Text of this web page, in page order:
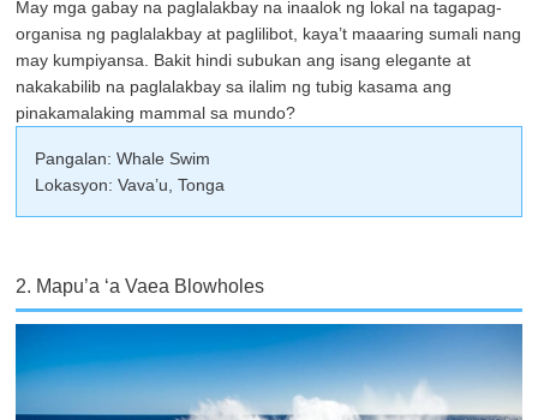
May mga gabay na paglalakbay na inaalok ng lokal na tagapag-
organisa ng paglalakbay at paglilibot, kaya’t maaaring sumali nang
may kumpiyansa. Bakit hindi subukan ang isang elegante at
nakakabilib na paglalakbay sa ilalim ng tubig kasama ang
pinakamalaking mammal sa mundo?
Pangalan: Whale Swim
Lokasyon: Vava’u, Tonga
2. Mapu’a ‘a Vaea Blowholes